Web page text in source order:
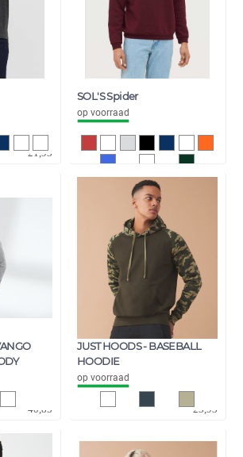
18,12
21,93
SOL'S Spider
op voorraad
7,50
9,08
40,85
JUST HOODS - BASEBALL
HOODIE
op voorraad
19,78
23,93